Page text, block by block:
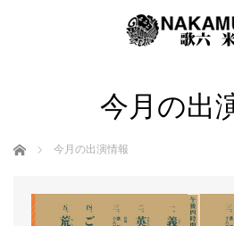
今月の出
ホーム 今月の出演情報